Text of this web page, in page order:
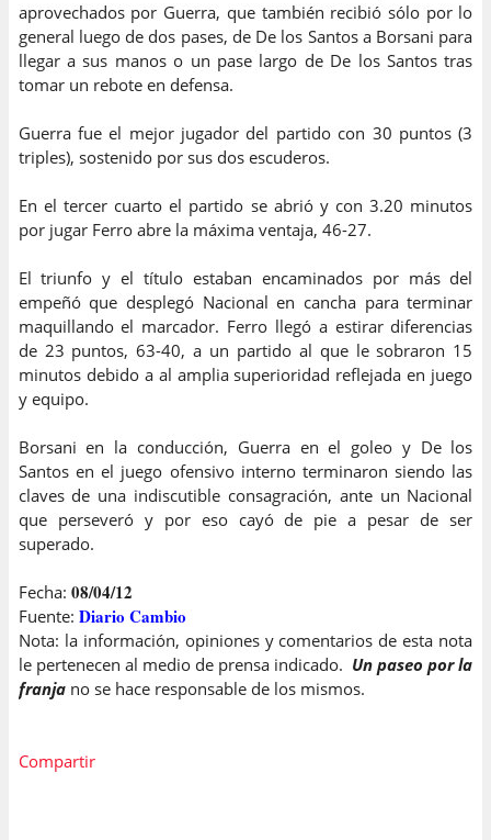
aprovechados por Guerra, que también recibió sólo por lo
general luego de dos pases, de De los Santos a Borsani para
llegar a sus manos o un pase largo de De los Santos tras
tomar un rebote en defensa.
Guerra fue el mejor jugador del partido con 30 puntos (3
triples), sostenido por sus dos escuderos.
En el tercer cuarto el partido se abrió y con 3.20 minutos
por jugar Ferro abre la máxima ventaja, 46-27.
El triunfo y el título estaban encaminados por más del
empeñó que desplegó Nacional en cancha para terminar
maquillando el marcador. Ferro llegó a estirar diferencias
de 23 puntos, 63-40, a un partido al que le sobraron 15
minutos debido a al amplia superioridad reflejada en juego
y equipo.
Borsani en la conducción, Guerra en el goleo y De los
Santos en el juego ofensivo interno terminaron siendo las
claves de una indiscutible consagración, ante un Nacional
que perseveró y por eso cayó de pie a pesar de ser
superado.
Fecha: 08/04/12
Fuente: Diario Cambio
Nota: la información, opiniones y comentarios de esta nota
le pertenecen al medio de prensa indicado. Un paseo por la
franjano se hace responsable de los mismos.
Compartir